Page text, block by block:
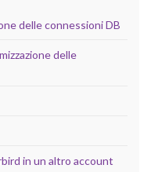
delle connessioni DB
delle
in un altro account